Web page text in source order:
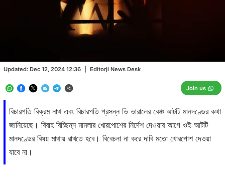
বিচারপতি বিক্রম নাথ এবং বিচারপতি প্রসন্ন ভি ভারালের বেঞ্চ আটটি মানদণ্ডের কথা
জানিয়েছে। বিবাহ বিচ্ছিন্ন মামলার খোরপোশের নির্দেশ দেওয়ার আগে ওই আটটি
মানদণ্ডের বিষয় মাথায় রাখতে হবে। বিবেচনা না করে দাবি মতো খোরপোশ দেওয়া
যাবে না।
Updated: Dec 12, 2024 12:36 Editorji News Desk
Join us